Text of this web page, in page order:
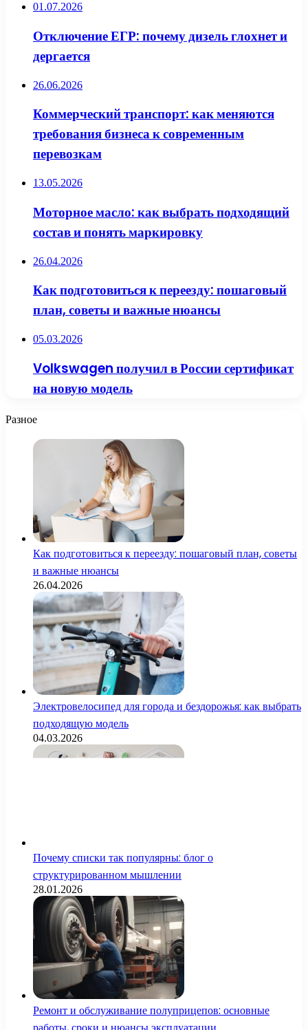
01.07.2026
Отключение ЕГР: почему дизель глохнет и
дергается
26.06.2026
Коммерческий транспорт: как меняются
требования бизнеса к современным
перевозкам
13.05.2026
Моторное масло: как выбрать подходящий
состав и понять маркировку
26.04.2026
Как подготовиться к переезду: пошаговый
план, советы и важные нюансы
05.03.2026
Volkswagen получил в России сертификат
на новую модель
Разное
Как подготовиться к переезду: пошаговый план, советы
и важные нюансы
26.04.2026
Электровелосипед для города и бездорожья: как выбрать
подходящую модель
04.03.2026
Почему списки так популярны: блог о
структурированном мышлении
28.01.2026
Ремонт и обслуживание полуприцепов: основные